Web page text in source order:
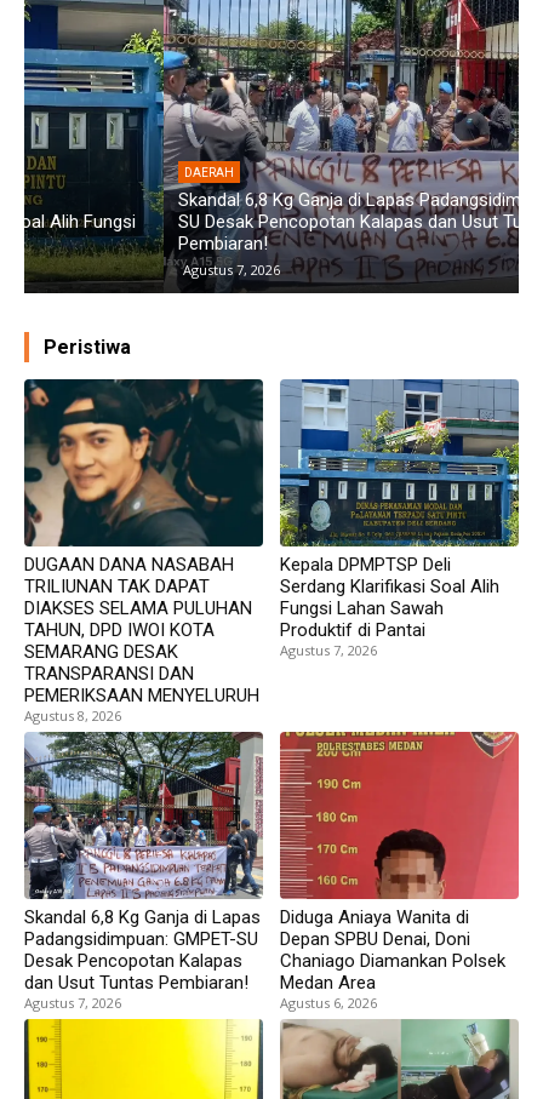
DAERAH
Skandal 6,8 Kg Ganja di Lapas Padangsidimpuan: GMPET-
SU Desak Pencopotan Kalapas dan Usut Tuntas
Pembiaran!
Agustus 7, 2026
Peristiwa
DUGAAN DANA NASABAH
TRILIUNAN TAK DAPAT
DIAKSES SELAMA PULUHAN
TAHUN, DPD IWOI KOTA
SEMARANG DESAK
TRANSPARANSI DAN
PEMERIKSAAN MENYELURUH
Agustus 8, 2026
Kepala DPMPTSP Deli
Serdang Klarifikasi Soal Alih
Fungsi Lahan Sawah
Produktif di Pantai
Agustus 7, 2026
Skandal 6,8 Kg Ganja di Lapas
Padangsidimpuan: GMPET-SU
Desak Pencopotan Kalapas
dan Usut Tuntas Pembiaran!
Agustus 7, 2026
Diduga Aniaya Wanita di
Depan SPBU Denai, Doni
Chaniago Diamankan Polsek
Medan Area
Agustus 6, 2026